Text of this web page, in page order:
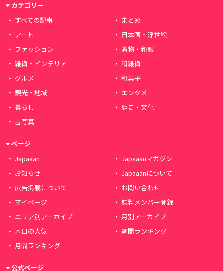
カテゴリー
すべての記事
まとめ
アート
日本画・浮世絵
ファッション
着物・和服
雑貨・インテリア
和雑貨
グルメ
和菓子
観光・地域
エンタメ
暮らし
歴史・文化
古写真
ページ
Japaaan
Japaaanマガジン
お知らせ
Japaaanについて
広告掲載について
お問い合わせ
マイページ
無料メンバー登録
エリア別アーカイブ
月別アーカイブ
本日の人気
週間ランキング
月間ランキング
公式ページ